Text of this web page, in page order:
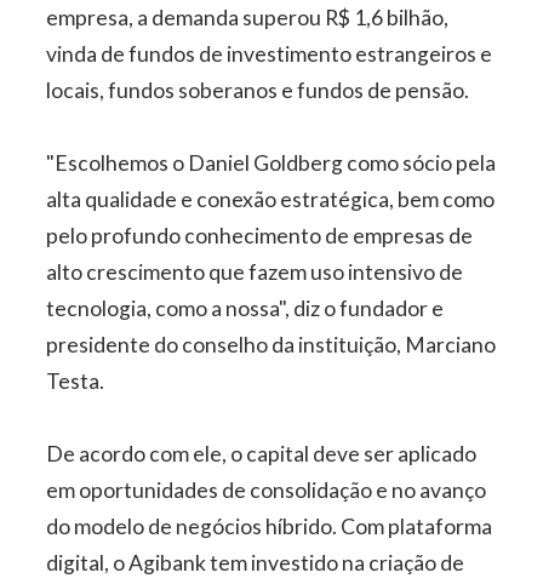
empresa, a demanda superou R$ 1,6 bilhão,
vinda de fundos de investimento estrangeiros e
locais, fundos soberanos e fundos de pensão.
"Escolhemos o Daniel Goldberg como sócio pela
alta qualidade e conexão estratégica, bem como
pelo profundo conhecimento de empresas de
alto crescimento que fazem uso intensivo de
tecnologia, como a nossa", diz o fundador e
presidente do conselho da instituição, Marciano
Testa.
De acordo com ele, o capital deve ser aplicado
em oportunidades de consolidação e no avanço
do modelo de negócios híbrido. Com plataforma
digital, o Agibank tem investido na criação de